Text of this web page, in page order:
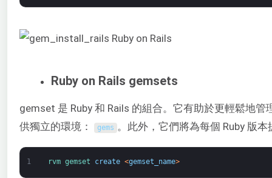
Ruby on Rails gemsets
gemset 是 Ruby 和 Rails 的組合。它有助於更輕鬆地
供獨立的環境：
gems 。此外，它們將為每個 Ruby 版
1 rvm gemset create <gemset_name>